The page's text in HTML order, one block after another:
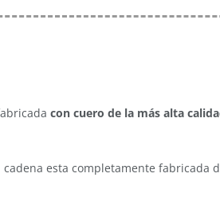
con cuero de la más alta
esta completamente fabricada